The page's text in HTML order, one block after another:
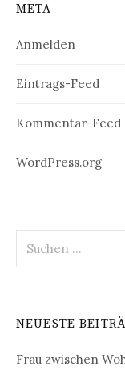
META
Anmelden
Eintrags-Feed
Kommentar-Feed
WordPress.org
nach:
NEUESTE
Frau zwischen